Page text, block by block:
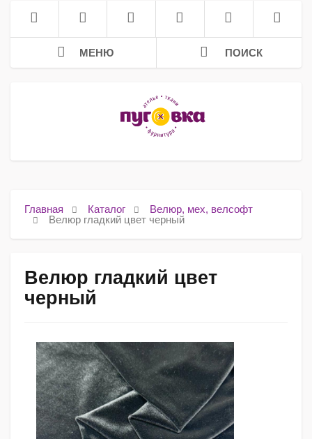
МЕНЮ ПОИСК
Главная Каталог
Велюр, мех, велсофт
Велюр гладкий цвет черный
Велюр гладкий цвет
черный